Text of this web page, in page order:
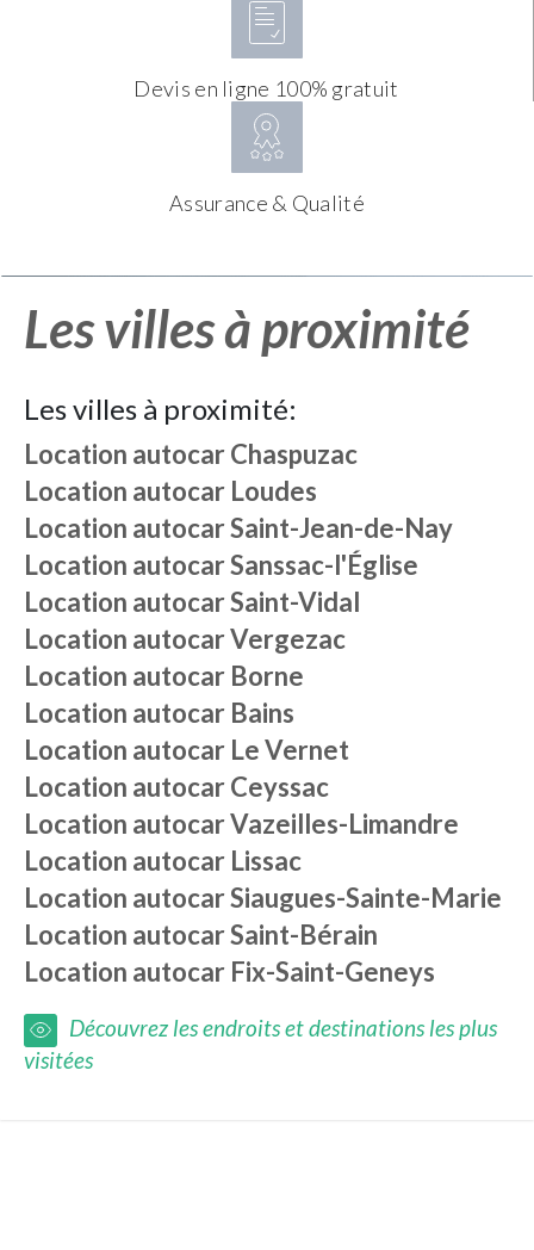
Devis en ligne 100% gratuit
Assurance & Qualité
Les villes à proximité
Les villes à proximité:
Location autocarChaspuzac
Location autocar Loudes
Location autocarSaint-Jean-de-Nay
Location autocarSanssac-l'Église
Location autocarSaint-Vidal
Location autocarVergezac
Location autocar Borne
Location autocar Bains
Location autocar Le Vernet
Location autocarCeyssac
Location autocarVazeilles-Limandre
Location autocar Lissac
Location autocarSiaugues-Sainte-Marie
Location autocarSaint-Bérain
Location autocar Fix-Saint-Geneys
Découvrez les endroits et destinations les plus
visitées